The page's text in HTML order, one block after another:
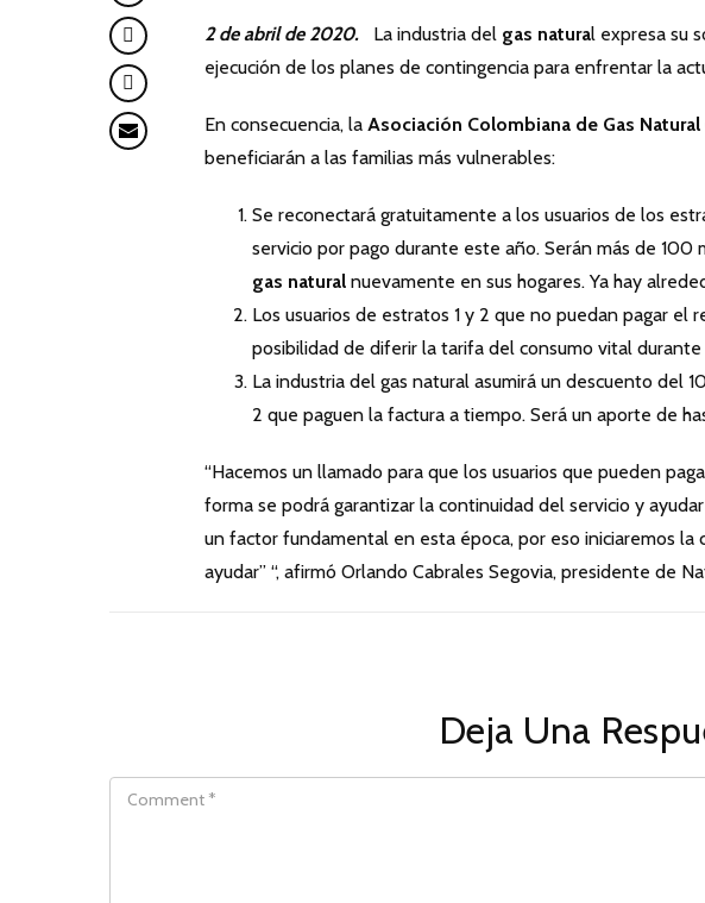
2 de abril de 2020. La industria del gas natural expresa su
ejecución de los planes de contingencia para enfrentar la
En consecuencia, la Asociación Colombiana de Gas Natural
beneficiarán a las familias más vulnerables:
Se reconectará gratuitamente a los usuarios de los
servicio por pago durante este año. Serán más de
gas natural nuevamente en sus hogares. Ya hay
Los usuarios de estratos 1 y 2 que no puedan pagar el
posibilidad de diferir la tarifa del consumo vital
La industria del gas natural asumirá un descuento del
2 que paguen la factura a tiempo. Será un aporte de
“Hacemos un llamado para que los usuarios que pueden
forma se podrá garantizar la continuidad del servicio y
un factor fundamental en esta época, por eso iniciaremos la
ayudar” “, afirmó Orlando Cabrales Segovia, presidente de
Deja Una